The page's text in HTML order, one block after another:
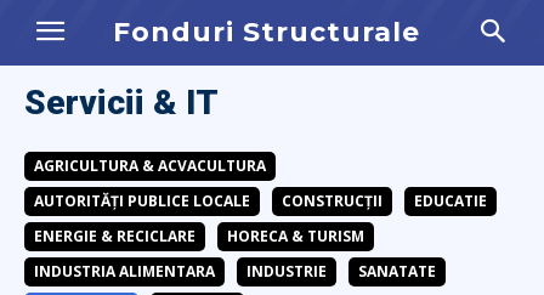
Fonduri Structurale
Servicii & IT
AGRICULTURA & ACVACULTURA
AUTORITĂȚI PUBLICE LOCALE
CONSTRUCȚII
EDUCATIE
ENERGIE & RECICLARE
HORECA & TURISM
INDUSTRIA ALIMENTARA
INDUSTRIE
SANATATE